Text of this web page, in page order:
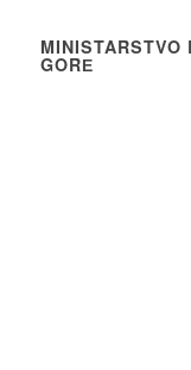
MINISTARSTVO
GORЕ